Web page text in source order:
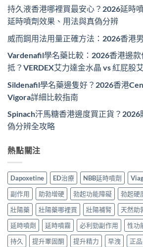
持久液香港哪裡買最安心？2026延時
延時噴劑效果、用法與真偽分辨
威而鋼用法用量正確方法：2026香港
Vardenafil學名藥比較：2026香港邊
抵？VERDEX艾力達金水晶 vs 紅屁股
Sildenafil學名藥邊隻好？2026香港
Vigora詳細比較指南
Spinach汗馬糖香港邊度買正貨？
偽分辨全攻略
熱點關注
Dapoxetine ED治療 NBB延時噴劑
副作用
助勃增硬 勃起功能障礙 勃起硬
壯陽藥
壯陽藥哪裡買 壯陽補腎 天然助
延時噴劑
延時噴霧 必利勁副作用 性功
持久
提升睪固酮 提升精力 早洩 正